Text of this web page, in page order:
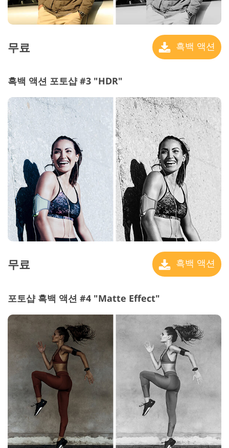
무료 흑백 액션
흑백 액션 포토샵 #3 "HDR"
무료 흑백 액션
포토샵 흑백 액션 #4 "Matte Effect"